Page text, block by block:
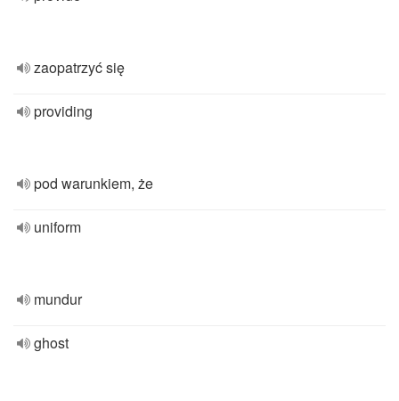
zaopatrzyć się
providing
pod warunkiem, że
uniform
mundur
ghost